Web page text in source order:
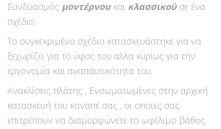
Συνδυασμός μοντέρνουκαι κλασσικούσε ένα
σχέδιο.
Το συγκεκριμένο σχέδιο κατασκευάστηκε για να
ξεχωρίζει για το ύφος του αλλα κυρίως για την
εργονομία και αναπαυτικότητα του.
Ανακλίσεις πλάτης , Ενσωματωμένες στην αρχική
κατασκευή του καναπέ σας , οι οποίες σας
επιτρέπουν να διαμορφώνετε το ωφέλιμο βάθος